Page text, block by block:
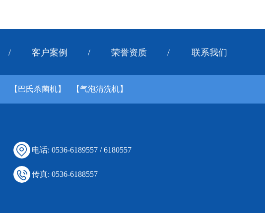
/ 客户案例 / 荣誉资质 / 联系我们
【巴氏杀菌机】 【气泡清洗机】
电话: 0536-6189557 / 6180557
传真: 0536-6188557